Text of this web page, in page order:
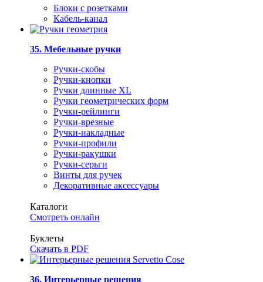
Блоки с розетками
Кабель-канал
35. Мебельные ручки
Ручки-скобы
Ручки-кнопки
Ручки длинные XL
Ручки геометрических форм
Ручки-рейлинги
Ручки-врезные
Ручки-накладные
Ручки-профили
Ручки-ракушки
Ручки-серьги
Винты для ручек
Декоративные аксессуары
Каталоги
Смотреть онлайн
Буклеты
Скачать в PDF
36. Интерьерные решения